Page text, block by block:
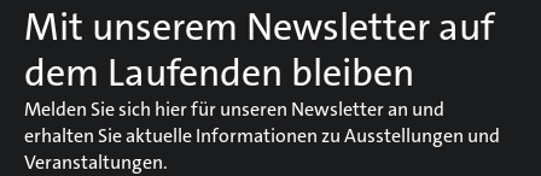
Mit unserem Newsletter auf
dem Laufenden bleiben
Melden Sie sich hier für unseren Newsletter an und
erhalten Sie aktuelle Informationen zu Ausstellungen und
Veranstaltungen.